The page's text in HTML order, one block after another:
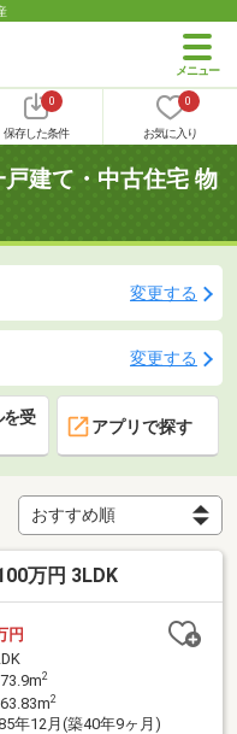
0
保存した条件
0
お気に入り
建て・中古住宅 物
変更する
変更する
を受
アプリで探す
万円 3LDK
円
2
2
年12月(築40年9ヶ月)